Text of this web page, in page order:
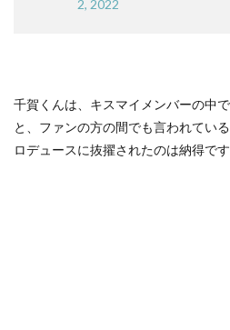
2, 2022
千賀くんは、キスマイメンバーの中
と、ファンの方の間でも言われてい
ロデュースに抜擢されたのは納得です